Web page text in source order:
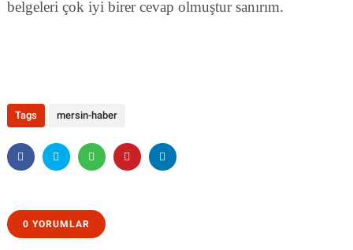
belgeleri çok iyi birer cevap olmuştur sanırım.
Tags mersin-haber
0 YORUMLAR